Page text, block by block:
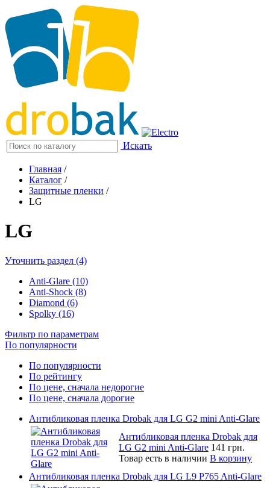
Искать
Главная /
Каталог /
Защитные пленки /
LG
LG
Уточнить раздел (4)
Anti-Glare (10)
Anti-Shock (8)
Diamond (6)
Spolky (16)
Фильтр по параметрам
По популярности
По популярности
По рейтингу
По цене, сначала недорогие
По цене, сначала дорогие
Антибликовая пленка Drobak для LG G2 mini Anti-Glare
Антибликовая пленка Drobak для
LG G2 mini Anti-Glare 141 грн.
Товар есть в наличии В корзину
Антибликовая пленка Drobak для LG L9 P765 Anti-Glare